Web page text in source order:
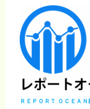
ＲＥＰＯＲＴ ＯＣＥＡ